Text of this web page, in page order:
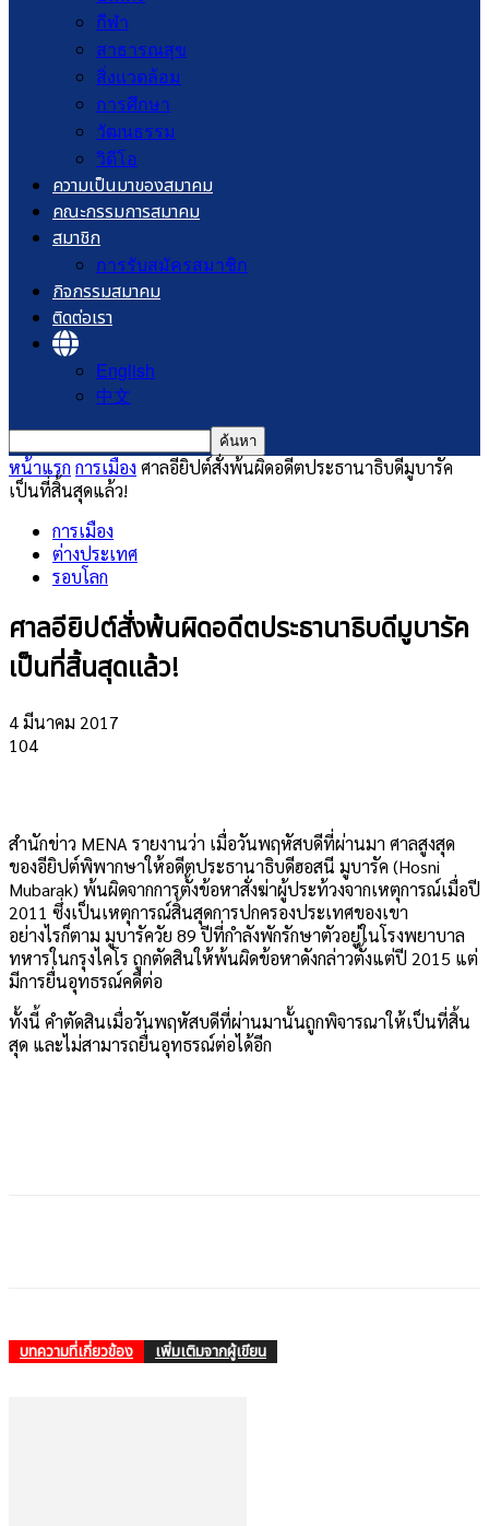
กีฬา
สาธารณสุข
สิ่งแวดล้อม
การศึกษา
วัฒนธรรม
วิดีโอ
ความเป็นมาของสมาคม
คณะกรรมการสมาคม
สมาชิก
การรับสมัครสมาชิก
กิจกรรมสมาคม
ติดต่อเรา
English
中文
หน้าแรก การเมือง ​ศาลอียิปต์สั่งพ้นผิดอดีตประธานาธิบดีมูบารัค
เป็นที่สิ้นสุดแล้ว!
การเมือง
ต่างประเทศ
รอบโลก
​ศาลอียิปต์สั่งพ้นผิดอดีตประธานาธิบดีมูบารัค
เป็นที่สิ้นสุดแล้ว!
4 มีนาคม 2017
104
สำนักข่าว MENA รายงานว่า เมื่อวันพฤหัสบดีที่ผ่านมา ศาลสูงสุด
ของอียิปต์พิพากษาให้อดีตประธานาธิบดีฮอสนี มูบารัค (Hosni
Mubarak) พ้นผิดจากการตั้งข้อหาสั่งฆ่าผู้ประท้วงจากเหตุการณ์เมื่อปี
2011 ซึ่งเป็นเหตุการณ์สิ้นสุดการปกครองประเทศของเขา
อย่างไรก็ตาม มูบารัควัย 89 ปีที่กำลังพักรักษาตัวอยู่ในโรงพยาบาล
ทหารในกรุงไคโร ถูกตัดสินให้พ้นผิดข้อหาดังกล่าวตั้งแต่ปี 2015 แต่
มีการยื่นอุทธรณ์คดีต่อ
ทั้งนี้ คำตัดสินเมื่อวันพฤหัสบดีที่ผ่านมานั้นถูกพิจารณาให้เป็นที่สิ้น
สุด และไม่สามารถยื่นอุทธรณ์ต่อได้อีก
บทความที่เกี่ยวข้อง เพิ่มเติมจากผู้เขียน